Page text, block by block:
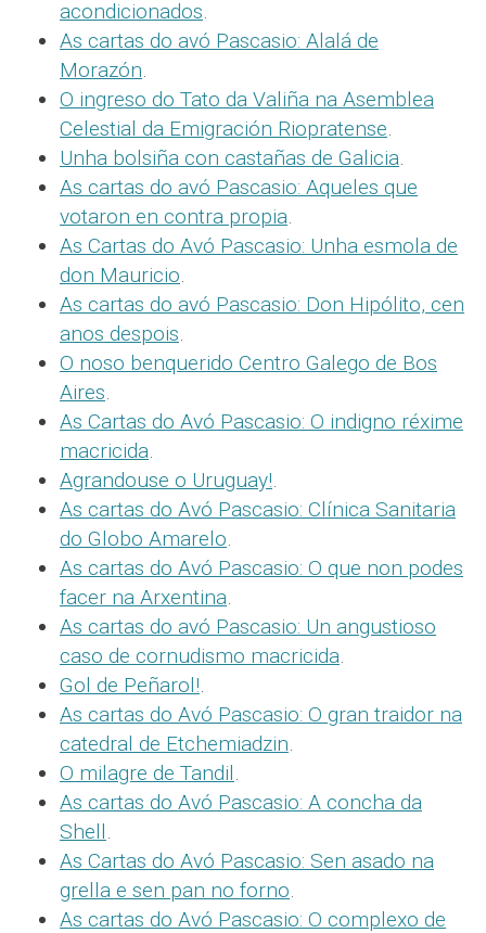
acondicionados.
As cartas do avó Pascasio: Alalá de
Morazón.
O ingreso do Tato da Valiña na Asemblea
Celestial da Emigración Riopratense.
Unha bolsiña con castañas de Galicia.
As cartas do avó Pascasio: Aqueles que
votaron en contra propia.
As Cartas do Avó Pascasio: Unha esmola de
don Mauricio.
As cartas do avó Pascasio: Don Hipólito, cen
anos despois.
O noso benquerido Centro Galego de Bos
Aires.
As Cartas do Avó Pascasio: O indigno réxime
macricida.
Agrandouse o Uruguay!.
As cartas do Avó Pascasio: Clínica Sanitaria
do Globo Amarelo.
As cartas do Avó Pascasio: O que non podes
facer na Arxentina.
As cartas do avó Pascasio: Un angustioso
caso de cornudismo macricida.
Gol de Peñarol!.
As cartas do Avó Pascasio: O gran traidor na
catedral de Etchemiadzin.
O milagre de Tandil.
As cartas do Avó Pascasio: A concha da
Shell.
As Cartas do Avó Pascasio: Sen asado na
grella e sen pan no forno.
As cartas do Avó Pascasio: O complexo de